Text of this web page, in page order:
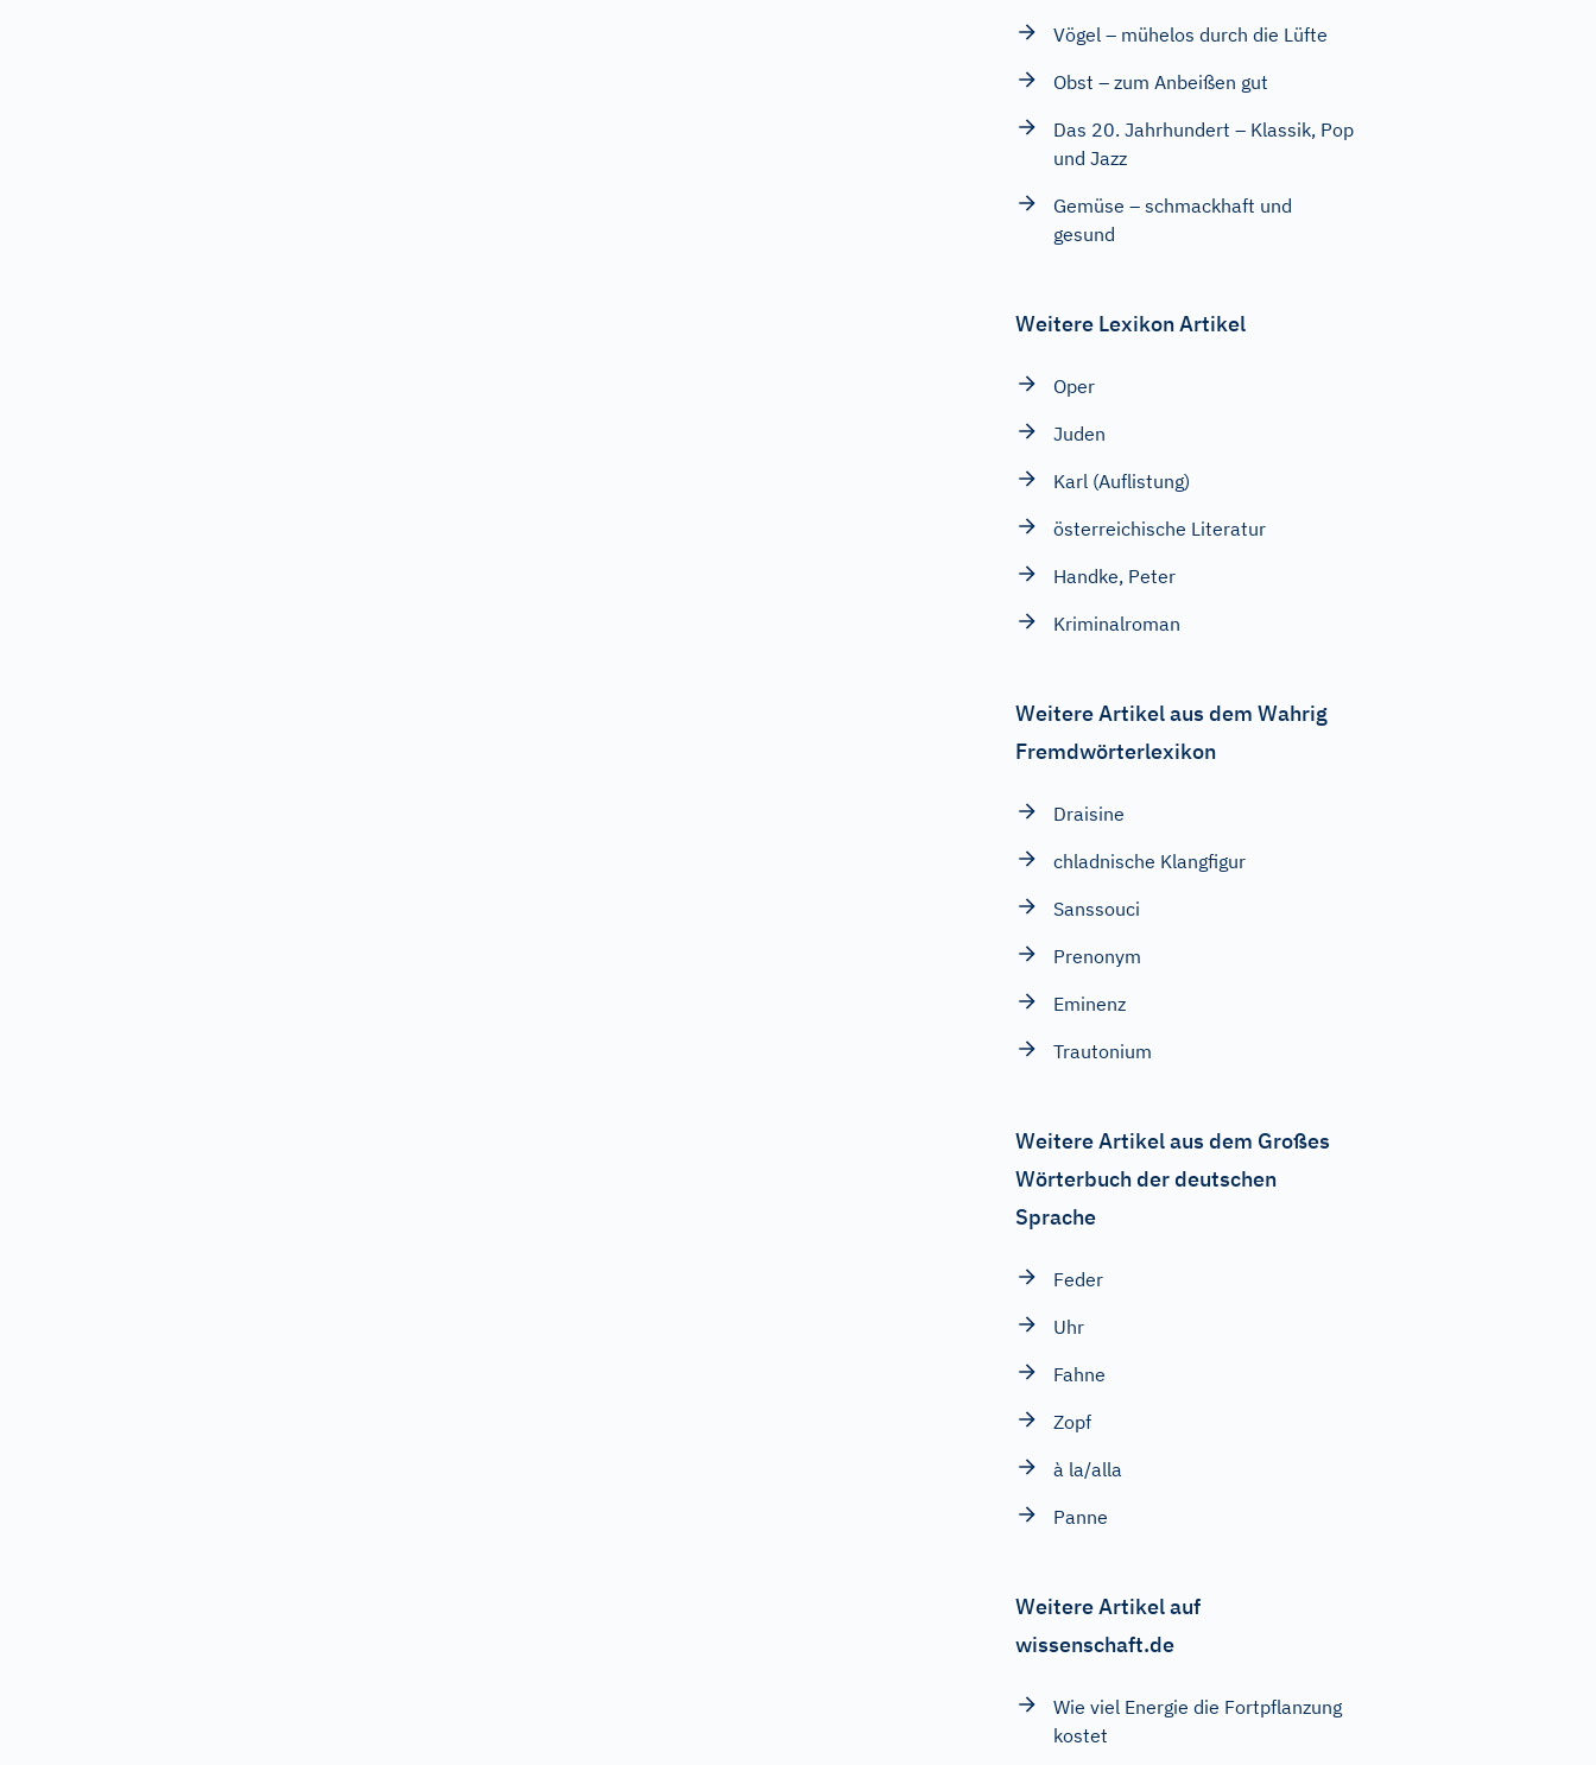
Vögel – mühelos durch die Lüfte
Obst – zum Anbeißen gut
Das 20. Jahrhundert – Klassik, Pop
und Jazz
Gemüse – schmackhaft und
gesund
Weitere Lexikon Artikel
Oper
Juden
Karl (Auflistung)
österreichische Literatur
Handke, Peter
Kriminalroman
Weitere Artikel aus dem Wahrig
Fremdwörterlexikon
Draisine
chladnische Klangfigur
Sanssouci
Prenonym
Eminenz
Trautonium
Weitere Artikel aus dem Großes
Wörterbuch der deutschen
Sprache
Feder
Uhr
Fahne
Zopf
à la/alla
Panne
Weitere Artikel auf
wissenschaft.de
Wie viel Energie die Fortpflanzung
kostet